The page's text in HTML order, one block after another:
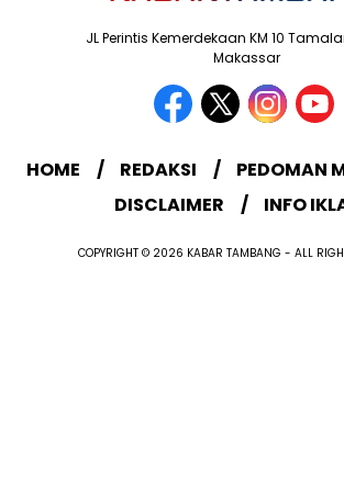
JL Perintis Kemerdekaan KM 10
Makassar
HOME REDAKSI
PEDOMAN
DISCLAIMER
INFO
COPYRIGHT © 2026 KABAR TAMBANG - ALL